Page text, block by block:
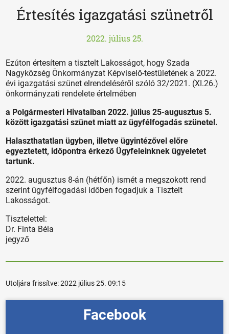
Értesítés igazgatási szünetről
2022. július 25.
Ezúton értesítem a tisztelt Lakosságot, hogy Szada
Nagyközség Önkormányzat Képviselő-testületének a 2022.
évi igazgatási szünet elrendeléséről szóló 32/2021. (XI.26.)
önkormányzati rendelete értelmében
a Polgármesteri Hivatalban 2022. július 25-augusztus 5.
között igazgatási szünet miatt az ügyfélfogadás szünetel.
Halaszthatatlan ügyben, illetve ügyintézővel előre
egyeztetett, időpontra érkező Ügyfeleinknek ügyeletet
tartunk.
2022. augusztus 8-án (hétfőn) ismét a megszokott rend
szerint ügyfélfogadási időben fogadjuk a Tisztelt
Lakosságot.
Tisztelettel:
Dr. Finta Béla
jegyző
Utoljára frissítve:2022 július 25. 09:15
Facebook